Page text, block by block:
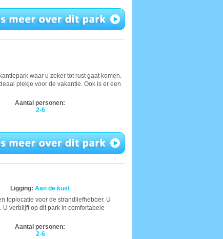
waar u zeker tot rust gaat komen.
plekje voor de vakantie. Ook is er een
Aantal personen:
2-6
Ligging: Aan de kust
toplocatie voor de strandliefhebber. U
verblijft op dit park in comfortabele
Aantal personen:
2-6